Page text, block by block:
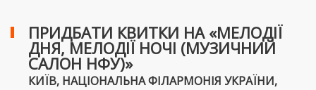
ПРИДБАТИ КВИТКИ НА «МЕЛОДІЇ
ДНЯ, МЕЛОДІЇ НОЧІ (МУЗИЧНИЙ
САЛОН НФУ)»
КИЇВ, НАЦІОНАЛЬНА ФІЛАРМОНІЯ УКРАЇНИ,